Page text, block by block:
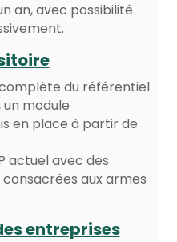
an, avec possibilité
du référentiel
un module
en place à partir de
actuel avec des
aux armes
entreprises